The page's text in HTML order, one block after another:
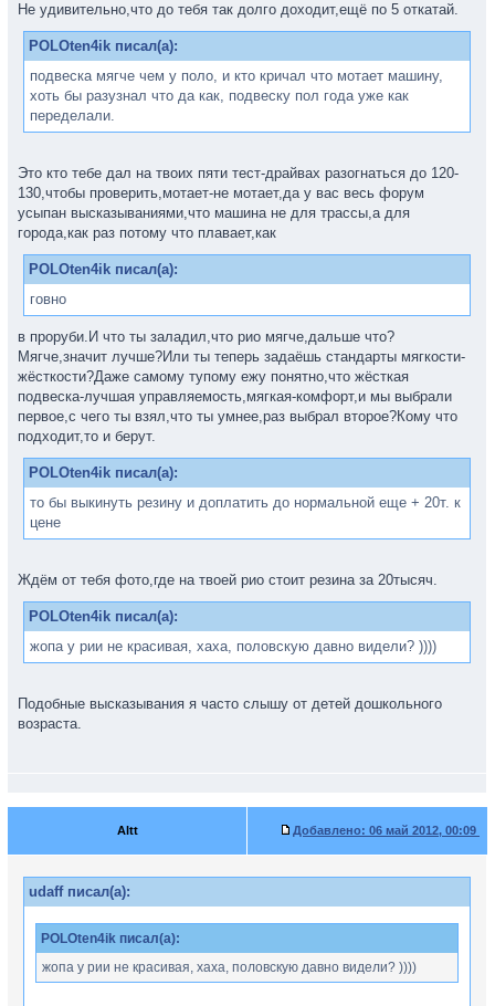
Не удивительно,что до тебя так долго доходит,ещё по 5 откатай.
POLOten4ik писал(а):
подвеска мягче чем у поло, и кто кричал что мотает машину,
хоть бы разузнал что да как, подвеску пол года уже как
переделали.
Это кто тебе дал на твоих пяти тест-драйвах разогнаться до 120-
130,чтобы проверить,мотает-не мотает,да у вас весь форум
усыпан высказываниями,что машина не для трассы,а для
города,как раз потому что плавает,как
POLOten4ik писал(а):
говно
в проруби.И что ты заладил,что рио мягче,дальше что?
Мягче,значит лучше?Или ты теперь задаёшь стандарты мягкости-
жёсткости?Даже самому тупому ежу понятно,что жёсткая
подвеска-лучшая управляемость,мягкая-комфорт,и мы выбрали
первое,с чего ты взял,что ты умнее,раз выбрал второе?Кому что
подходит,то и берут.
POLOten4ik писал(а):
то бы выкинуть резину и доплатить до нормальной еще + 20т. к
цене
Ждём от тебя фото,где на твоей рио стоит резина за 20тысяч.
POLOten4ik писал(а):
жопа у рии не красивая, хаха, половскую давно видели? ))))
Подобные высказывания я часто слышу от детей дошкольного
возраста.
Altt Добавлено: 06 май 2012, 00:09
udaff писал(а):
POLOten4ik писал(а):
жопа у рии не красивая, хаха, половскую давно видели? ))))